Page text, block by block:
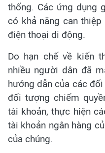
thống. Các ứng dụng
có khả năng can
điện thoại di động.
Do hạn chế về kiến
nhiều người dân đã
hướng dẫn của các
đối tượng chiếm
tài khoản, thực hiện
tài khoản ngân hàng
của chúng.